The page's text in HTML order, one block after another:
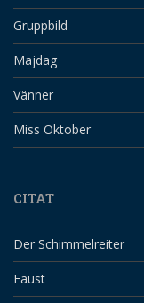
Gruppbild
Majdag
Vänner
Miss Oktober
CITAT
Der Schimmelreiter
Faust